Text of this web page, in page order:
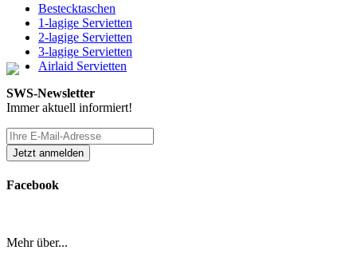
Bestecktaschen
1-lagige Servietten
2-lagige Servietten
3-lagige Servietten
Airlaid Servietten
SWS-Newsletter
Immer aktuell informiert!
Facebook
Mehr über...